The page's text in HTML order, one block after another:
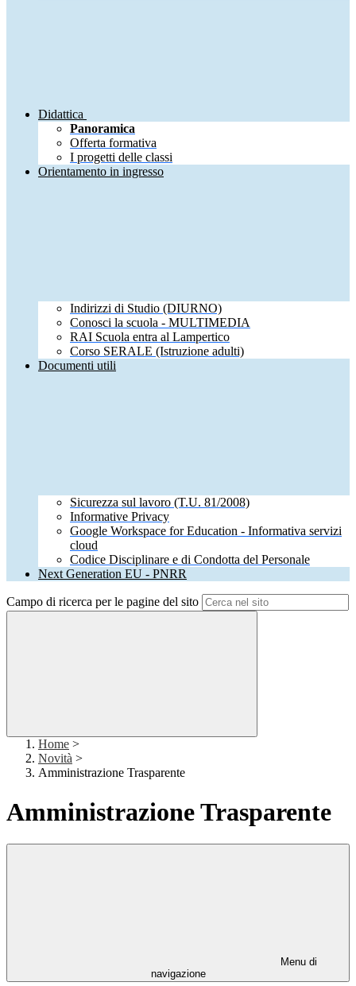
Didattica
Panoramica
Offerta formativa
I progetti delle classi
Orientamento in ingresso
Indirizzi di Studio (DIURNO)
Conosci la scuola - MULTIMEDIA
RAI Scuola entra al Lampertico
Corso SERALE (Istruzione adulti)
Documenti utili
Sicurezza sul lavoro (T.U. 81/2008)
Informative Privacy
Google Workspace for Education - Informativa servizi
cloud
Codice Disciplinare e di Condotta del Personale
Next Generation EU - PNRR
Campo di ricerca per le pagine del sito
Home >
Novità >
Amministrazione Trasparente
Amministrazione Trasparente
Menu di
navigazione